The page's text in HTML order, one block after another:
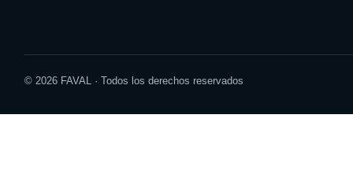
© 2026 FAVAL · Todos los derechos reservados